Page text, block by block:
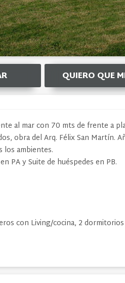
QUIERO QUE
al mar con 70 mts de frente a
obra del Arq. Félix San Martín.
los ambientes.
PA y Suite de huéspedes en PB.
con Living/cocina, 2